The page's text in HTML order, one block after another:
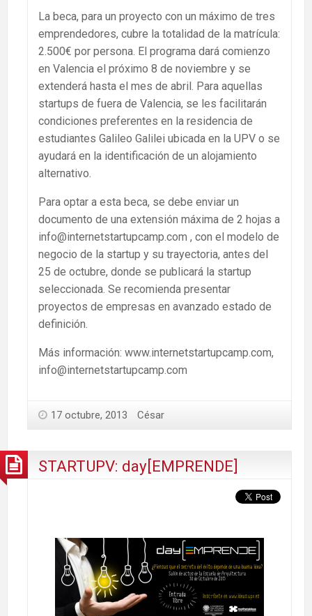
La beca, para un proyecto con un máximo de tres
emprendedores, cubre la totalidad de la matrícula:
2.500€ por persona. El programa dará comienzo
en Valencia el próximo 8 de noviembre y se
extenderá hasta el mes de abril. Para aquellas
startups de fuera de Valencia, se les facilitarán
condiciones preferentes en la residencia de
estudiantes Galileo Galilei ubicada en la UPV o se
ayudará en la identificación de un alojamiento
alternativo.
Para optar a esta beca, se debe enviar un
documento de una extensión máxima de 2 hojas a
info@internetstartupcamp.com , con el modelo de
negocio de la startup y su trayectoria, antes del
25 de octubre, donde se publicará la startup
seleccionada. Se recomienda presentar
proyectos de empresas en avanzado estado de
definición.
Más información: www.internetstartupcamp.com,
info@internetstartupcamp.com
17 octubre, 2013 César
STARTUPV: day[EMPRENDE]